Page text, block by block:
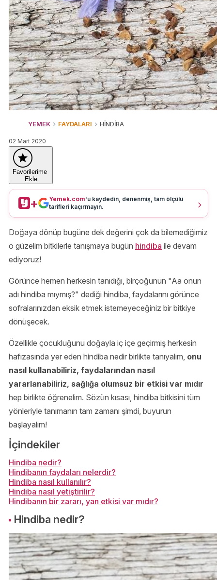
YEMEK FAYDALARI HİNDİBA
02 Mart 2020
Favorilerime
Ekle
+ Yemek.com'u kaydedin, denenmiş, tam ölçülü
tarifleri kaçırmayın.
Doğaya dönüp bugüne dek değerini çok da bilemediğimiz
o güzelim bitkilerle tanışmaya bugün hindiba ile devam
ediyoruz!
Görünce hemen herkesin tanıdığı, birçoğunun "Aa onun
adı hindiba mıymış?" dediği hindiba, faydalarını görünce
sofralarınızdan eksik etmek istemeyeceğiniz bir bitkiye
dönüşecek.
Özellikle çocukluğunu doğayla iç içe geçirmiş herkesin
hafızasında yer eden hindiba nedir birlikte tanıyalım, onu
nasıl kullanabiliriz, faydalarından nasıl
yararlanabiliriz, sağlığa olumsuz bir etkisi var mıdır
hep birlikte öğrenelim. Sözün kısası, hindiba bitkisini tüm
yönleriyle tanımanın tam zamanı şimdi, buyurun
başlayalım!
İçindekiler
Hindiba nedir?
Hindibanın faydaları nelerdir?
Hindiba nasıl kullanılır?
Hindiba nasıl yetiştirilir?
Hindibanın bir zararı, yan etkisi var mıdır?
Hindiba nedir?